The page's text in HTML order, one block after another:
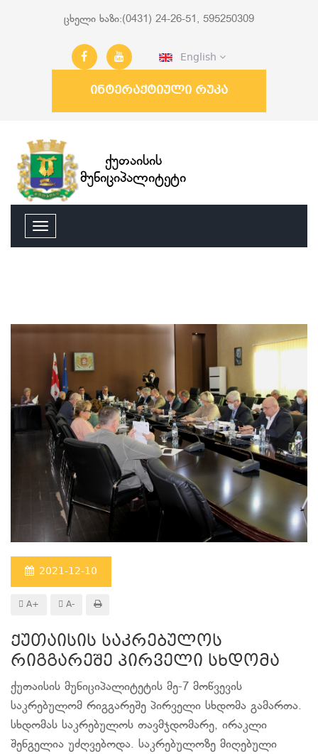
ცხელი ხაზი:(0431) 24-26-51, 595250309
English
ინტერაქტიული რუკა
ქუთაისის
მუნიციპალიტეტი
2021-12-10
A+ A-
ქუთაისის საკრებულოს
რიგგარეშე პირველი სხდომა
ქუთაისის მუნიციპალიტეტის მე-7 მოწვევის
საკრებულომ რიგგარეშე პირველი სხდომა გამართა.
სხდომას საკრებულოს თავმჯდომარე, ირაკლი
შენგელია უძღვებოდა. საკრებულოზე მიღებული